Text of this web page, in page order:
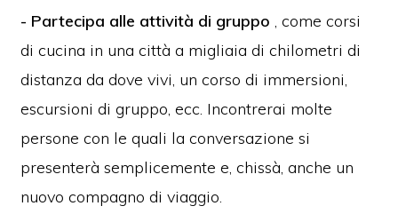
- Partecipa alle attività di gruppo , come corsi
di cucina in una città a migliaia di chilometri di
distanza da dove vivi, un corso di immersioni,
escursioni di gruppo, ecc. Incontrerai molte
persone con le quali la conversazione si
presenterà semplicemente e, chissà, anche un
nuovo compagno di viaggio.